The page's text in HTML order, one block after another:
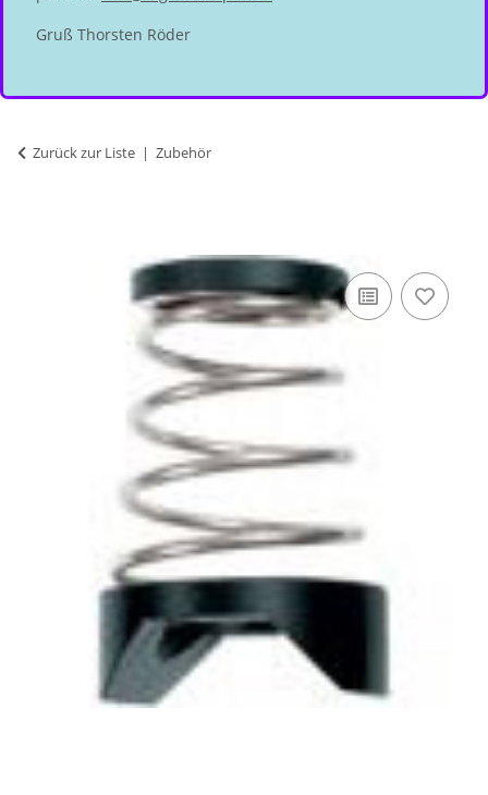
Gruß Thorsten Röder
Zurück zur Liste Zubehör